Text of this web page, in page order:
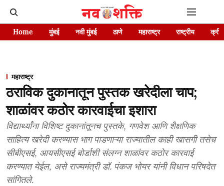
Home मुंबई नवी मुंबई ठाणे महाराष्ट्र राष्ट्रीय
महाराष्ट्र
ठराविक दुकानातून पुस्तक खरेदीला चाप;
शाळांवर कठोर कारवाईचा इशारा
विद्यार्थ्यांना विशिष्ट दुकानांतूनच पुस्तके, गणवेश आणि शैक्षणिक
साहित्य खरेदी करण्यास भाग पाडणाऱ्या राज्यातील काही खासगी तसेच
सीबीएसई, आयसीएसई बोर्डाशी संलग्न शाळांवर कठोर कारवाई
करण्यात येईल, असे राज्यमंत्री डॉ. पंकज भोयर यांनी विधान परिषदेत
सांगितले.